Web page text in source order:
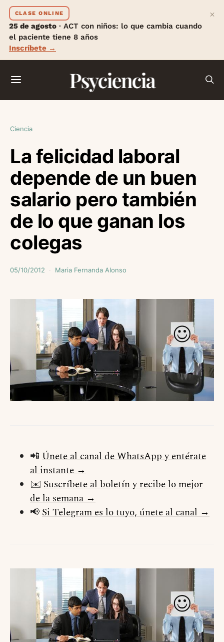
CLASE ONLINE
25 de agosto · ACT con niños: lo que cambia cuando
el paciente tiene 8 años
Inscríbete →
×
Psyciencia
Ciencia
La felicidad laboral
depende de un buen
salario pero también
de lo que ganan los
colegas
05/10/2012 Maria Fernanda Alonso
📲 Únete al canal de WhatsApp y entérate
al instante →
✉️ Suscríbete al boletín y recibe lo mejor
de la semana →
📢Si Telegram es lo tuyo, únete al canal →